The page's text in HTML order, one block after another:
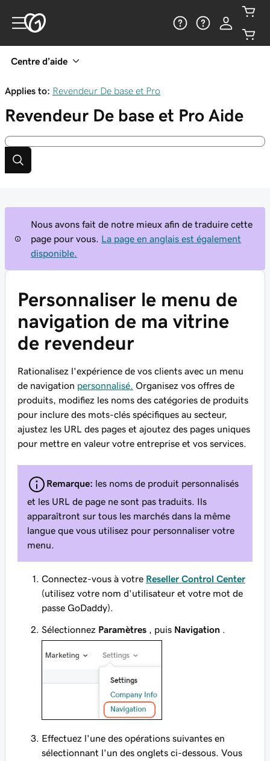
Centre d’aide
Applies to: Revendeur De base et Pro
Revendeur De base et Pro Aide
Nous avons fait de notre mieux afin de traduire cette
page pour vous.
La page en anglais est également
disponible.
Personnaliser le menu de
navigation de ma vitrine
de revendeur
Rationalisez l'expérience de vos clients avec un menu
de navigation personnalisé. Organisez vos offres de
produits, modifiez les noms des catégories de produits
pour inclure des mots-clés spécifiques au secteur,
ajustez les URL des pages et ajoutez des pages uniques
pour mettre en valeur votre entreprise et vos services.
Remarque: les noms de produit personnalisés
et les URL de page ne sont pas traduits. Ils
apparaîtront sur tous les marchés dans la même
langue que vous utilisez pour personnaliser votre
menu.
Connectez-vous à votre Reseller Control Center
(utilisez votre nom d'utilisateur et votre mot de
passe GoDaddy).
Sélectionnez Paramètres , puis Navigation
Effectuez l'une des opérations suivantes en
sélectionnant l'un des onglets ci-dessous. Vous